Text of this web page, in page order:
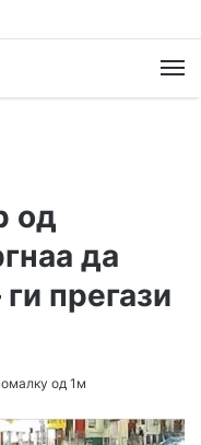
од
да
прегази
од 1м